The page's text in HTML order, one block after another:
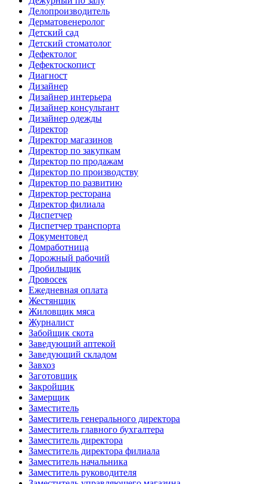
Делопроизводитель
Дерматовенеролог
Детский сад
Детский стоматолог
Дефектолог
Дефектоскопист
Диагност
Дизайнер
Дизайнер интерьера
Дизайнер консультант
Дизайнер одежды
Директор
Директор магазинов
Директор по закупкам
Директор по продажам
Директор по производству
Директор по развитию
Директор ресторана
Директор филиала
Диспетчер
Диспетчер транспорта
Документовед
Домработница
Дорожный рабочий
Дробильщик
Дровосек
Ежедневная оплата
Жестянщик
Жиловщик мяса
Журналист
Забойщик скота
Заведующий аптекой
Заведующий складом
Завхоз
Заготовщик
Закройщик
Замерщик
Заместитель
Заместитель генерального директора
Заместитель главного бухгалтера
Заместитель директора
Заместитель директора филиала
Заместитель начальника
Заместитель руководителя